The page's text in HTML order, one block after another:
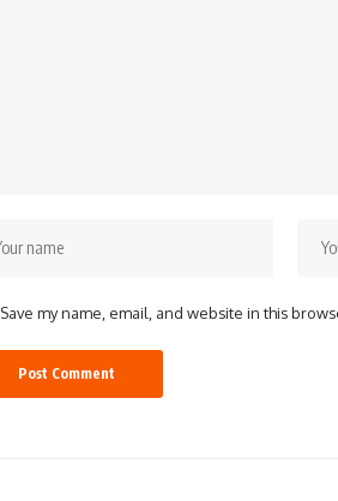
Save my name, email, and website in this